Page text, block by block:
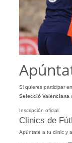
Si quieres participar
Selecció Valenciana
Inscripción oficial
Clinics de
Apúntate a tu clinic y